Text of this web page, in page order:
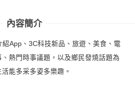
內容簡介
App、3C科技新品、旅遊、美食、電
熱門時事議題，以及鄉民發燒話題為
能多采多姿多樂趣。